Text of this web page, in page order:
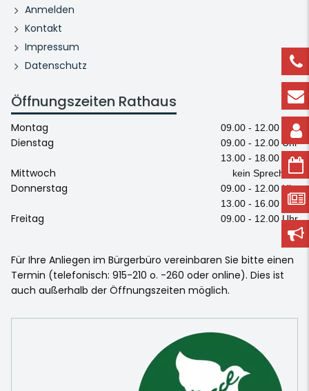
Anmelden
Kontakt
Impressum
Datenschutz
Öffnungszeiten Rathaus
Montag 09.00 - 12.00 Uhr
Dienstag
09.00 - 12.00 Uhr
13.00 - 18.00 Uhr
Mittwoch kein Sprechtag
Donnerstag
09.00 - 12.00 Uhr
13.00 - 16.00 Uhr
Freitag 09.00 - 12.00 Uhr
Für Ihre Anliegen im Bürgerbüro vereinbaren Sie bitte einen
Termin (telefonisch: 915-210 o. -260 oder online). Dies ist
auch außerhalb der Öffnungszeiten möglich.